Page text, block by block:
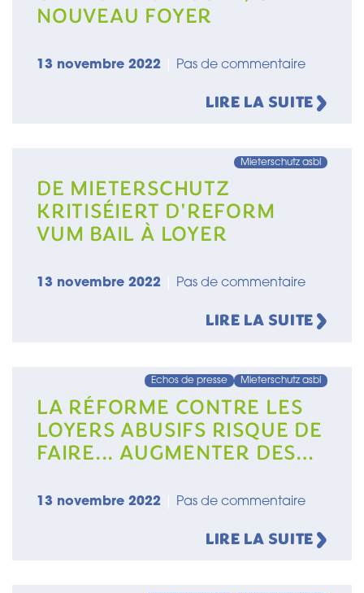
NOUVEAU FOYER
13 novembre 2022 Pas de commentaire
LIRE LA SUITE
Mieterschutz asbl
DE MIETERSCHUTZ
KRITISÉIERT D'REFORM
VUM BAIL À LOYER
13 novembre 2022 Pas de commentaire
LIRE LA SUITE
Echos de presse Mieterschutz asbl
LA RÉFORME CONTRE LES
LOYERS ABUSIFS RISQUE DE
FAIRE... AUGMENTER DES
13 novembre 2022 Pas de commentaire
LIRE LA SUITE